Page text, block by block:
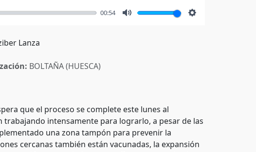
00:54
Lanza
BOLTAÑA (HUESCA)
que el proceso se complete este lunes al
intensamente para lograrlo, a pesar de las
una zona tampón para prevenir la
cercanas también están vacunadas, la expansión